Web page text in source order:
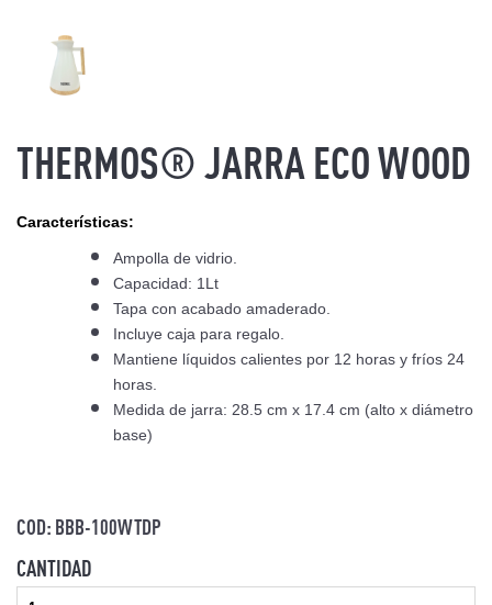
THERMOS® JARRA ECO WOOD
Características:
Ampolla de vidrio.
Capacidad: 1Lt
Tapa con acabado amaderado.
Incluye caja para regalo.
Mantiene líquidos calientes por 12 horas y fríos 24
horas.
Medida de jarra: 28.5 cm x 17.4 cm (alto x diámetro
base)
COD: BBB-100WTDP
CANTIDAD